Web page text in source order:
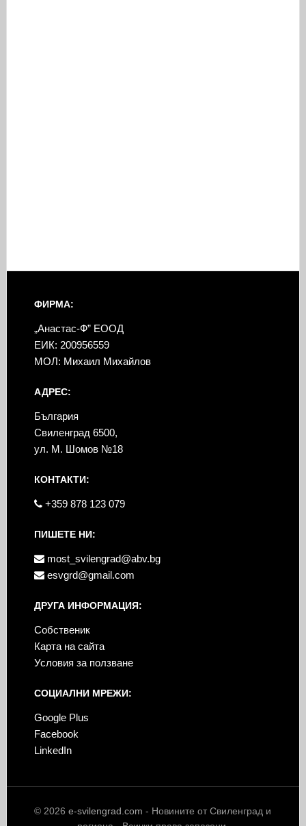
ФИРМА:
„Анастас-Ф” ЕООД
ЕИК: 200956559
МОЛ: Михаил Михайлов
АДРЕС:
България
Свиленград 6500,
ул. М. Шомов №18
КОНТАКТИ:
+359 878 123 079
ПИШЕТЕ НИ:
most_svilengrad@abv.bg
esvgrd@gmail.com
ДРУГА ИНФОРМАЦИЯ:
Собственик
Карта на сайта
Условия за ползване
СОЦИАЛНИ МРЕЖИ:
Google Plus
Facebook
LinkedIn
© 2026e-svilengrad.com - Новините от Свиленград и